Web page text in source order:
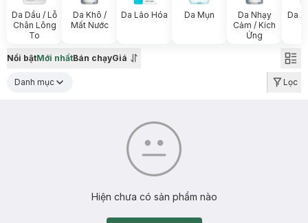
Da Dầu / Lỗ
Chân Lông
To
Da Khô /
Mất Nước
Da Lão Hóa Da Mụn
Da Nhạy
Cảm / Kích
Ứng
Da
Nổi bậtMới nhấtBán chạyGiá
Danh mục Lọc
Hiện chưa có sản phẩm nào